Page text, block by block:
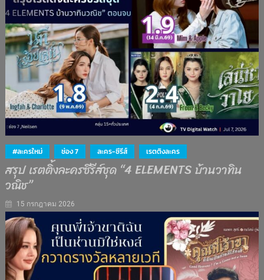
#ละครใหม่ ช่อง 7 ละคร-ซีรีส์ เรตติงละคร
สรุป เรตติ้งละครซีรีส์ชุด “4 ELEMENTS บ้านวาทิน
วณิช”
15 กรกฎาคม 2026